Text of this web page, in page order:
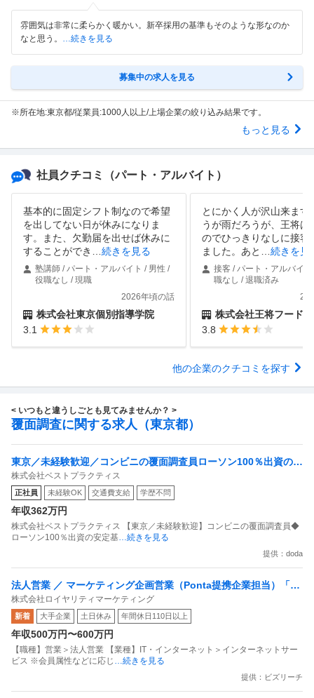
雰囲気は非常に柔らかく暖かい。新卒採用の基準もそのような形なのか
なと思う。
…続きを見る
募集中の求人を見る
※所在地:東京都/従業員:1000人以上/上場企業の絞り込み結果です。
もっと見る
社員クチコミ （パート・アルバイト）
基本的に固定シフト制なので希望
を出してない日が休みになりま
す。また、欠勤届を出せば休みに
することができ
続きを見る
塾講師 / パート・アルバイト / 男性 /
役職なし / 現職
2026年頃の話
株式会社東京個別指導学院
3.1
とにかく人が沢山来ます
うが雨だろうが、王将は
のでひっきりなしに接客
ました。あと
続きを見
接客 / パート・アルバイ
職なし / 退職済み
株式会社王将フード
3.8
他の企業のクチコミを探す
< いつもと違うしごとも見てみませんか？ >
覆面調査に関する求人（東京都）
東京／未経験歓迎／コンビニの覆面調査員ローソン100％出資の安
定基盤／月５日在宅／残業月10時間
株式会社ベストプラクティス
正社員 未経験OK 交通費支給 学歴不問
年収362万円
株式会社ベストプラクティス 【東京／未経験歓迎】コンビニの覆面調査員◆
ローソン100％出資の安定基 …続きを見る
提供：doda
法人営業 ／ マーケティング企画営業（Ponta提携企業担当）「国
内最大級の共通ポイントサービスを展開／無駄のない消費社会を
目指すデータマーケティングカンパニー」
株式会社ロイヤリティマーケティング
新着 大手企業 土日休み 年間休日110日以上
年収500万円〜600万円
【職種】営業＞法人営業 【業種】IT・インターネット＞インターネットサー
ビス ※会員属性などに応じ
…続きを見る
提供：ビズリーチ